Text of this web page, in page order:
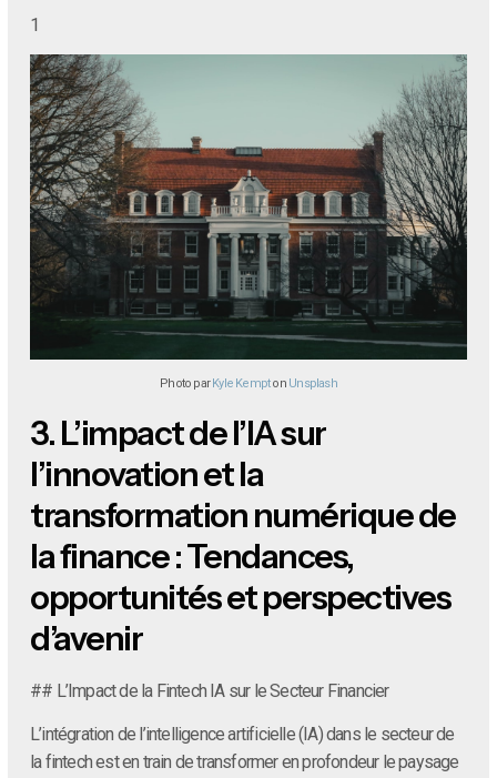
1
Photo parKyle Kempton Unsplash
3.L’impact de l’IA sur
l’innovation et la
transformation numérique de
la finance : Tendances,
opportunités et perspectives
d’avenir
## L’Impact de la Fintech IA sur le Secteur Financier
L’intégration de l’intelligence artificielle (IA) dans le secteur de
la fintech est en train de transformer en profondeur le paysage